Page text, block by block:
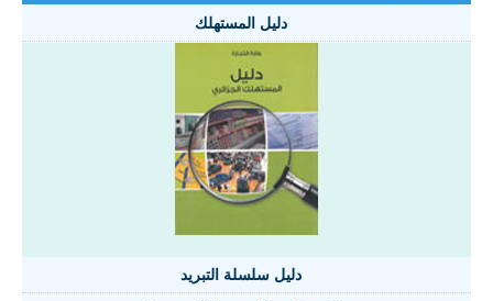
دليل المستهلك
دليل سلسلة التبريد